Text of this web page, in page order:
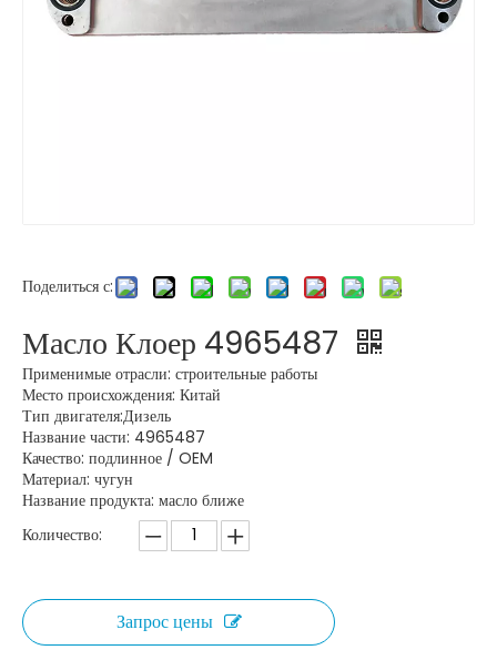
Поделиться с:
Масло Клоер 4965487
Применимые отрасли: строительные работы
Место происхождения: Китай
Тип двигателя:Дизель
Название части: 4965487
Качество: подлинное / OEM
Материал: чугун
Название продукта: масло ближе
Количество:
Запрос цены